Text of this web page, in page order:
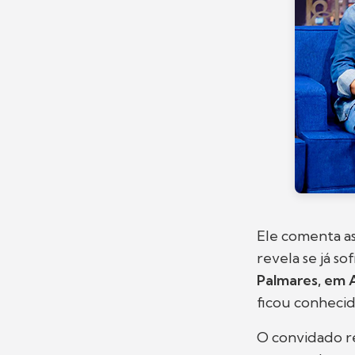
Ele comenta
revela se já
Palmares, em
ficou
O convidado